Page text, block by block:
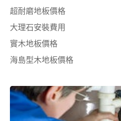
超耐磨地板價格
大理石安裝費用
實木地板價格
海島型木地板價格